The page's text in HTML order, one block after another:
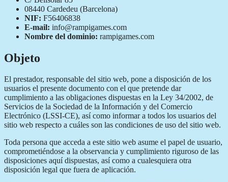
08440 Cardedeu (Barcelona)
NIF: F56406838
E-mail: info@rampigames.com
Nombre del dominio: rampigames.com
Objeto
El prestador, responsable del sitio web, pone a disposición de los
usuarios el presente documento con el que pretende dar
cumplimiento a las obligaciones dispuestas en la Ley 34/2002, de
Servicios de la Sociedad de la Información y del Comercio
Electrónico (LSSI-CE), así como informar a todos los usuarios del
sitio web respecto a cuáles son las condiciones de uso del sitio web.
Toda persona que acceda a este sitio web asume el papel de usuario,
comprometiéndose a la observancia y cumplimiento riguroso de las
disposiciones aquí dispuestas, así como a cualesquiera otra
disposición legal que fuera de aplicación.